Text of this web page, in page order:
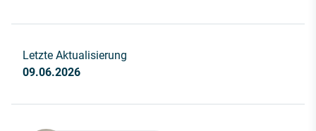
Letzte Aktualisierung
09.06.2026